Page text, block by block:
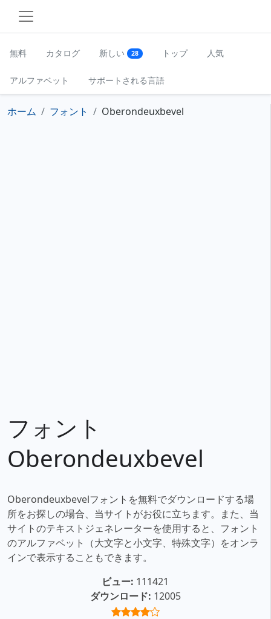
無料 カタログ 新しい 28 トップ 人気
アルファベット サポートされる言語
ホーム フォント Oberondeuxbevel
フォント
Oberondeuxbevel
Oberondeuxbevelフォントを無料でダウンロードする場
所をお探しの場合、当サイトがお役に立ちます。また、当
サイトのテキストジェネレーターを使用すると、フォント
のアルファベット（大文字と小文字、特殊文字）をオンラ
インで表示することもできます。
ビュー: 111421
ダウンロード: 12005